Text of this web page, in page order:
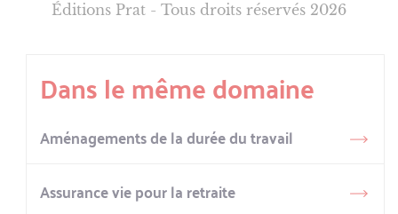
Éditions Prat - Tous droits réservés 2026
Dans le même domaine
Aménagements de la durée du travail
Assurance vie pour la retraite